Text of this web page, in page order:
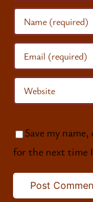
Save my
for the next time